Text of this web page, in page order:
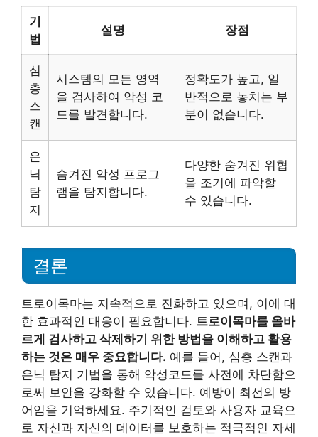
기
법
설명 장점
심
층
스
캔
시스템의 모든 영역
을 검사하여 악성 코
드를 발견합니다.
정확도가 높고, 일
반적으로 놓치는 부
분이 없습니다.
은
닉
탐
지
숨겨진 악성 프로그
램을 탐지합니다.
다양한 숨겨진 위협
을 조기에 파악할
수 있습니다.
결론
트로이목마는 지속적으로 진화하고 있으며, 이에 대
한 효과적인 대응이 필요합니다. 트로이목마를 올바
르게 검사하고 삭제하기 위한 방법을 이해하고 활용
하는 것은 매우 중요합니다. 예를 들어, 심층 스캔과
은닉 탐지 기법을 통해 악성코드를 사전에 차단함으
로써 보안을 강화할 수 있습니다. 예방이 최선의 방
어임을 기억하세요. 주기적인 검토와 사용자 교육으
로 자신과 자신의 데이터를 보호하는 적극적인 자세